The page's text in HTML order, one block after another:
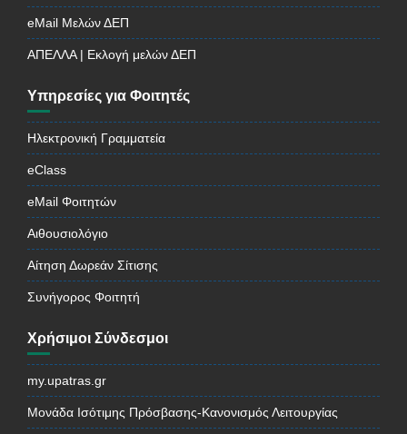
eMail Μελών ΔΕΠ
ΑΠΕΛΛΑ | Εκλογή μελών ΔΕΠ
Υπηρεσίες για Φοιτητές
Ηλεκτρονική Γραμματεία
eClass
eMail Φοιτητών
Αιθουσιολόγιο
Αίτηση Δωρεάν Σίτισης
Συνήγορος Φοιτητή
Χρήσιμοι Σύνδεσμοι
my.upatras.gr
Μονάδα Ισότιμης Πρόσβασης-Κανονισμός Λειτουργίας